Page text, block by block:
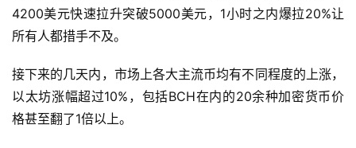
4200美元快速拉升突破5000美元，1小时之内爆拉20%让
所有人都措手不及。
接下来的几天内，市场上各大主流币均有不同程度的上涨，
以太坊涨幅超过10%，包括BCH在内的20余种加密货币价
格甚至翻了1倍以上。